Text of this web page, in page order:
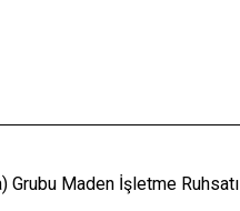
Grubu Maden İşletme Ruhsatı